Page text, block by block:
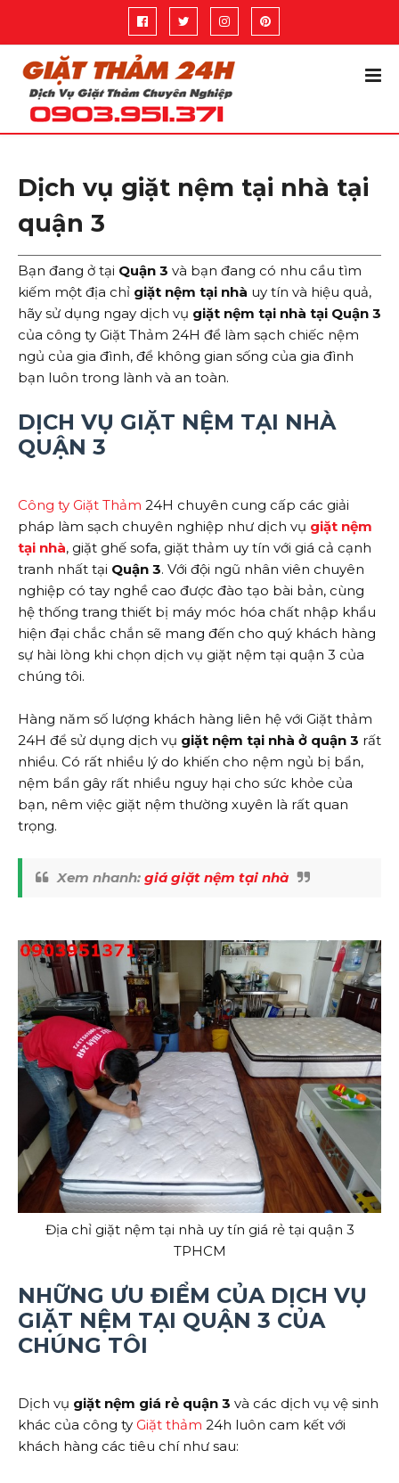
Dịch vụ giặt nệm tại nhà tại
quận 3
Bạn đang ở tại Quận 3 và bạn đang có nhu cầu tìm
kiếm một địa chỉ giặt nệm tại nhà uy tín và hiệu quả,
hãy sử dụng ngay dịch vụ giặt nệm tại nhà tại Quận 3
của công ty Giặt Thảm 24H để làm sạch chiếc nệm
ngủ của gia đình, để không gian sống của gia đình
bạn luôn trong lành và an toàn.
DỊCH VỤ GIẶT NỆM TẠI NHÀ
QUẬN 3
Công ty Giặt Thảm 24H chuyên cung cấp các giải
pháp làm sạch chuyên nghiệp như dịch vụ giặt nệm
tại nhà, giặt ghế sofa, giặt thảm uy tín với giá cả cạnh
tranh nhất tại Quận 3. Với đội ngũ nhân viên chuyên
nghiệp có tay nghề cao được đào tạo bài bản, cùng
hệ thống trang thiết bị máy móc hóa chất nhập khẩu
hiện đại chắc chắn sẽ mang đến cho quý khách hàng
sự hài lòng khi chọn dịch vụ giặt nệm tại quận 3 của
chúng tôi.
Hàng năm số lượng khách hàng liên hệ với Giặt thảm
24H để sử dụng dịch vụ giặt nệm tại nhà ở quận 3 rất
nhiều. Có rất nhiều lý do khiến cho nệm ngủ bị bẩn,
nệm bẩn gây rất nhiều nguy hại cho sức khỏe của
bạn, nêm việc giặt nệm thường xuyên là rất quan
trọng.
Xem nhanh: giá giặt nệm tại nhà
Địa chỉ giặt nệm tại nhà uy tín giá rẻ tại quận 3
TPHCM
NHỮNG ƯU ĐIỂM CỦA DỊCH VỤ
GIẶT NỆM TẠI QUẬN 3 CỦA
CHÚNG TÔI
Dịch vụ giặt nệm giá rẻ quận 3 và các dịch vụ vệ sinh
khác của công ty Giặt thảm 24h luôn cam kết với
khách hàng các tiêu chí như sau: